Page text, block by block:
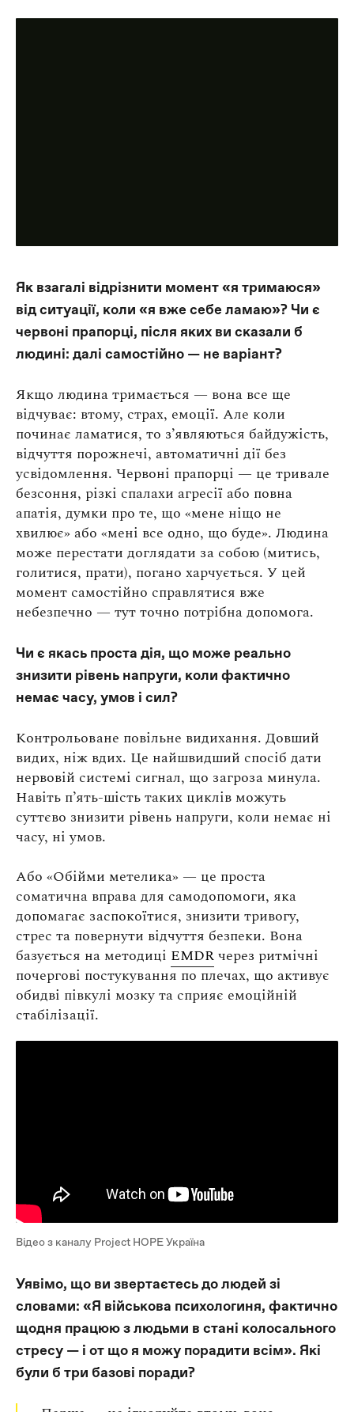
Як взагалі відрізнити момент «я тримаюся»
від ситуації, коли «я вже себе ламаю»? Чи є
червоні прапорці, після яких ви сказали б
людині: далі самостійно — не варіант?
Якщо людина тримається — вона все ще
відчуває: втому, страх, емоції. Але коли
починає ламатися, то з’являються байдужість,
відчуття порожнечі, автоматичні дії без
усвідомлення. Червоні прапорці — це тривале
безсоння, різкі спалахи агресії або повна
апатія, думки про те, що «мене ніщо не
хвилює» або «мені все одно, що буде». Людина
може перестати доглядати за собою (митись,
голитися, прати), погано харчується. У цей
момент самостійно справлятися вже
небезпечно — тут точно потрібна допомога.
Чи є якась проста дія, що може реально
знизити рівень напруги, коли фактично
немає часу, умов і сил?
Контрольоване повільне видихання. Довший
видих, ніж вдих. Це найшвидший спосіб дати
нервовій системі сигнал, що загроза минула.
Навіть п’ять-шість таких циклів можуть
суттєво знизити рівень напруги, коли немає ні
часу, ні умов.
Або «Обійми метелика» — це проста
соматична вправа для самодопомоги, яка
допомагає заспокоїтися, знизити тривогу,
стрес та повернути відчуття безпеки. Вона
базується на методиці EMDRчерез ритмічні
почергові постукування по плечах, що активує
обидві півкулі мозку та сприяє емоційній
стабілізації.
Відео з каналу Project HOPE Україна
Уявімо, що ви звертаєтесь до людей зі
словами: «Я військова психологиня, фактично
щодня працюю з людьми в стані колосального
стресу — і от що я можу порадити всім». Які
були б три базові поради?